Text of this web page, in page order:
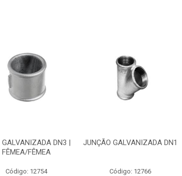
GALVANIZADA DN3 |
FÊMEA/FÊMEA
Código: 12754
JUNÇÃO GALVANIZADA DN1
Código: 12766